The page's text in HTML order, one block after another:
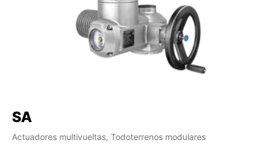
SA
Actuadores multivueltas, Todoterrenos modulares